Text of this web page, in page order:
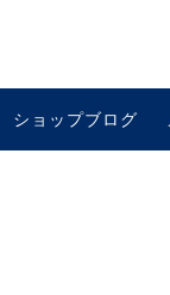
ショップブログ